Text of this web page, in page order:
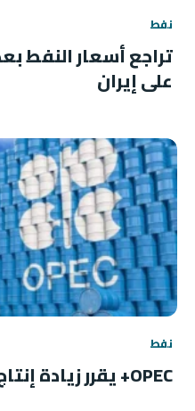
نفط
تراجع أسعار النفط
على إيران
نفط
OPEC+ يقرر زيادة إنتاج النفط